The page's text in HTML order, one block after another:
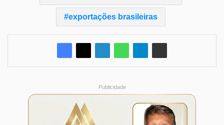
exportações brasileiras
Publicidade